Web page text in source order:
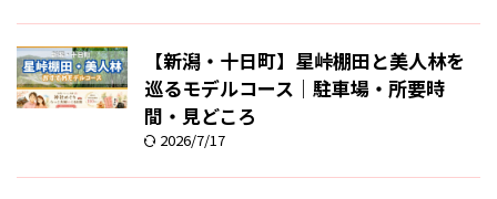
【新潟・十日町】星峠棚田と美人林を
巡るモデルコース｜駐車場・所要時
間・見どころ
2026/7/17